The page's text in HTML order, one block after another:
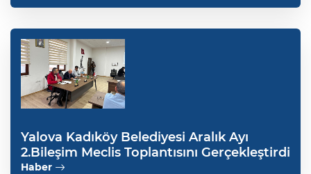
Yalova Kadıköy Belediyesi Aralık Ayı
2.Bileşim Meclis Toplantısını Gerçekleştirdi
Haber